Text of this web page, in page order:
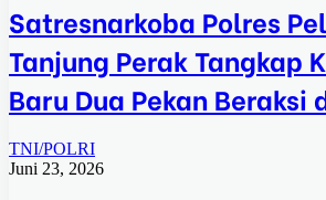
Satresnarkoba Polres
Tanjung Perak Tangkap
Baru Dua Pekan Beraksi
TNI/POLRI
Juni 23, 2026